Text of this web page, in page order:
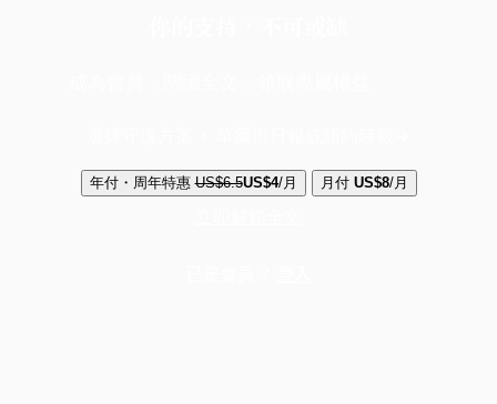
年付・周年特惠 US$6.5US$4/月 月付 US$8/月